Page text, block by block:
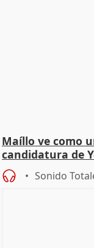
Maíllo ve como
candidatura de
Sonido